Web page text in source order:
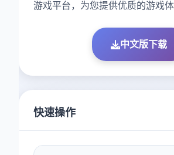
游戏平台，为您提供优质的游戏体
中文版下载
快速操作